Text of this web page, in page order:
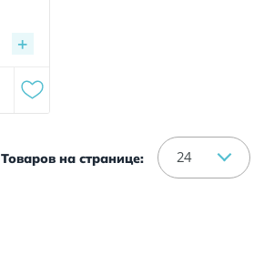
+
Товаров на странице: 24